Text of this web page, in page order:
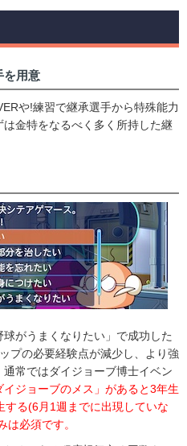
を用意
や!練習で継承選手から特殊能力
金特をなるべく多く所持した継
がうまくなりたい」で成功した
プの必要経験点が減少し、より強
常ではダイジョーブ博士イベン
イジョーブのメス」があると3年生
る(6月1週までに出現していな
は必須です。